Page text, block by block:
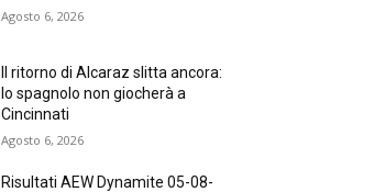
Agosto 6, 2026
Il ritorno di Alcaraz slitta ancora:
lo spagnolo non giocherà a
Cincinnati
Agosto 6, 2026
Risultati AEW Dynamite 05-08-